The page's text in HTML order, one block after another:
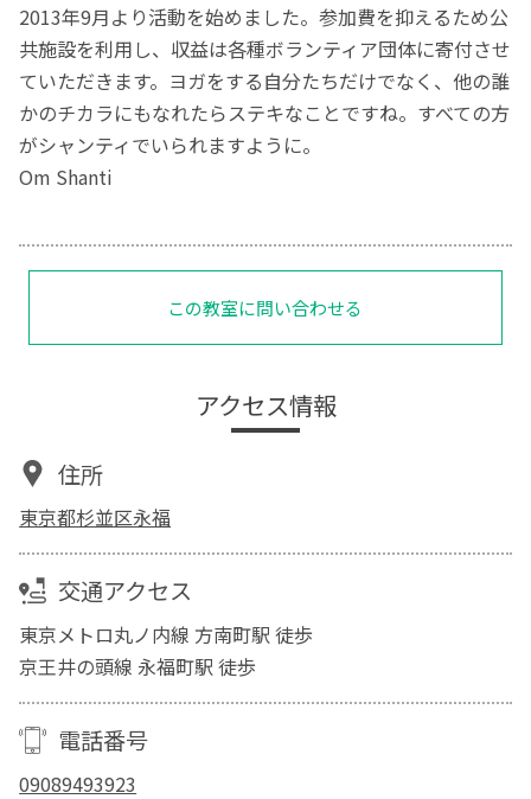
2013年9月より活動を始めました。参加費を抑えるため公
共施設を利用し、収益は各種ボランティア団体に寄付させ
ていただきます。ヨガをする自分たちだけでなく、他の誰
かのチカラにもなれたらステキなことですね。すべての方
がシャンティでいられますように。
Om Shanti
この教室に問い合わせる
アクセス情報
住所
東京都杉並区永福
交通アクセス
東京メトロ丸ノ内線 方南町駅 徒歩
京王井の頭線 永福町駅 徒歩
電話番号
09089493923